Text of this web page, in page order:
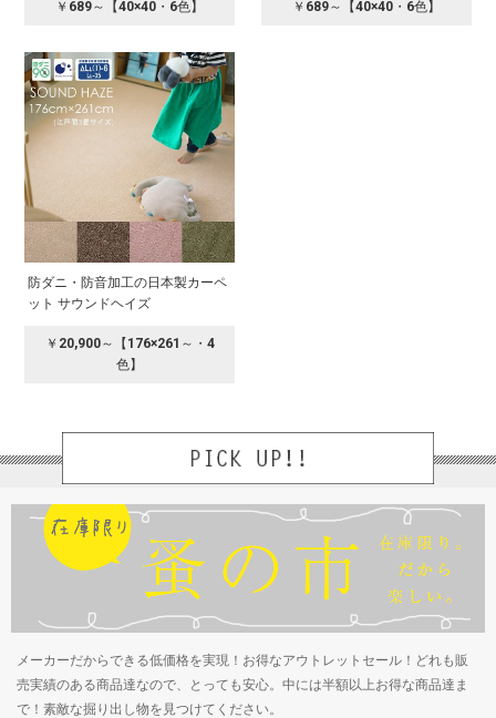
￥689～【40×40・6色】 ￥689～【40×40・6色】
防ダニ・防音加工の日本製カーペ
ット サウンドヘイズ
￥20,900～【176×261～・4
色】
メーカーだからできる低価格を実現！お得なアウトレットセール！どれも販
売実績のある商品達なので、とっても安心。中には半額以上お得な商品達ま
で！素敵な掘り出し物を見つけてください。